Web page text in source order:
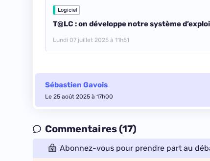
Logiciel
T@LC : on développe notre système
Lundi 07 juillet 2025 à 11h51
Sébastien Gavois
Le 25 août 2025 à 17h00
Commentaires (17)
Abonnez-vous pour prendre part au